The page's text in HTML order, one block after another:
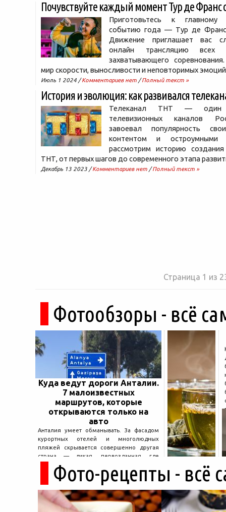
Почувствуйте каждый момент Тур де Франс
Приготовьтесь к главному
событию года — Тур де
Движение приглашает вас
онлайн трансляцию всех
захватывающего
мир скорости, выносливости и неповторимых
Июль 1 2024 /Комментариев нет /Полный текст »
История и эволюция: как развивался
Телеканал ТНТ — один
телевизионных каналов
завоевал популярность
контентом и остроумными
рассмотрим историю
ТНТ, от первых шагов до современного этапа
Декабрь 13 2023 /Комментариев нет /Полный текст »
Страница 1 из
Фотообзоры - всё
Куда ведут дороги Анталии.
7 малоизвестных
маршрутов, которые
открываются только на
авто
Анталия умеет обманывать. За фасадом
курортных отелей и многолюдных
пляжей скрывается совершенно другая
страна — дикая, первозданная, где
древние руины дремлют в тени кедров, а
горные дороги ведут к местам, о которых
не расскажет ни один автобусный гид....
Фото-рецепты - всё